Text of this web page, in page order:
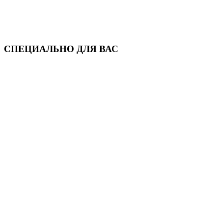
СПЕЦИАЛЬНО ДЛЯ ВАС